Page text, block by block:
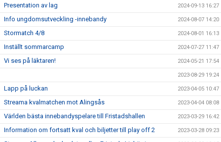
Presentation av lag 2024-09-13 16:27
Info ungdomsutveckling -innebandy 2024-08-07 14:20
Stormatch 4/8 2024-08-01 16:13
Inställt sommarcamp 2024-07-27 11:47
Vi ses på läktaren! 2024-05-21 17:54
2023-08-29 19:24
Lapp på luckan 2023-04-05 10:47
Streama kvalmatchen mot Alingsås 2023-04-04 08:08
Världen bästa innebandyspelare till Fristadshallen 2023-03-29 16:42
Information om fortsatt kval och biljetter till play off 2 2023-03-28 09:23